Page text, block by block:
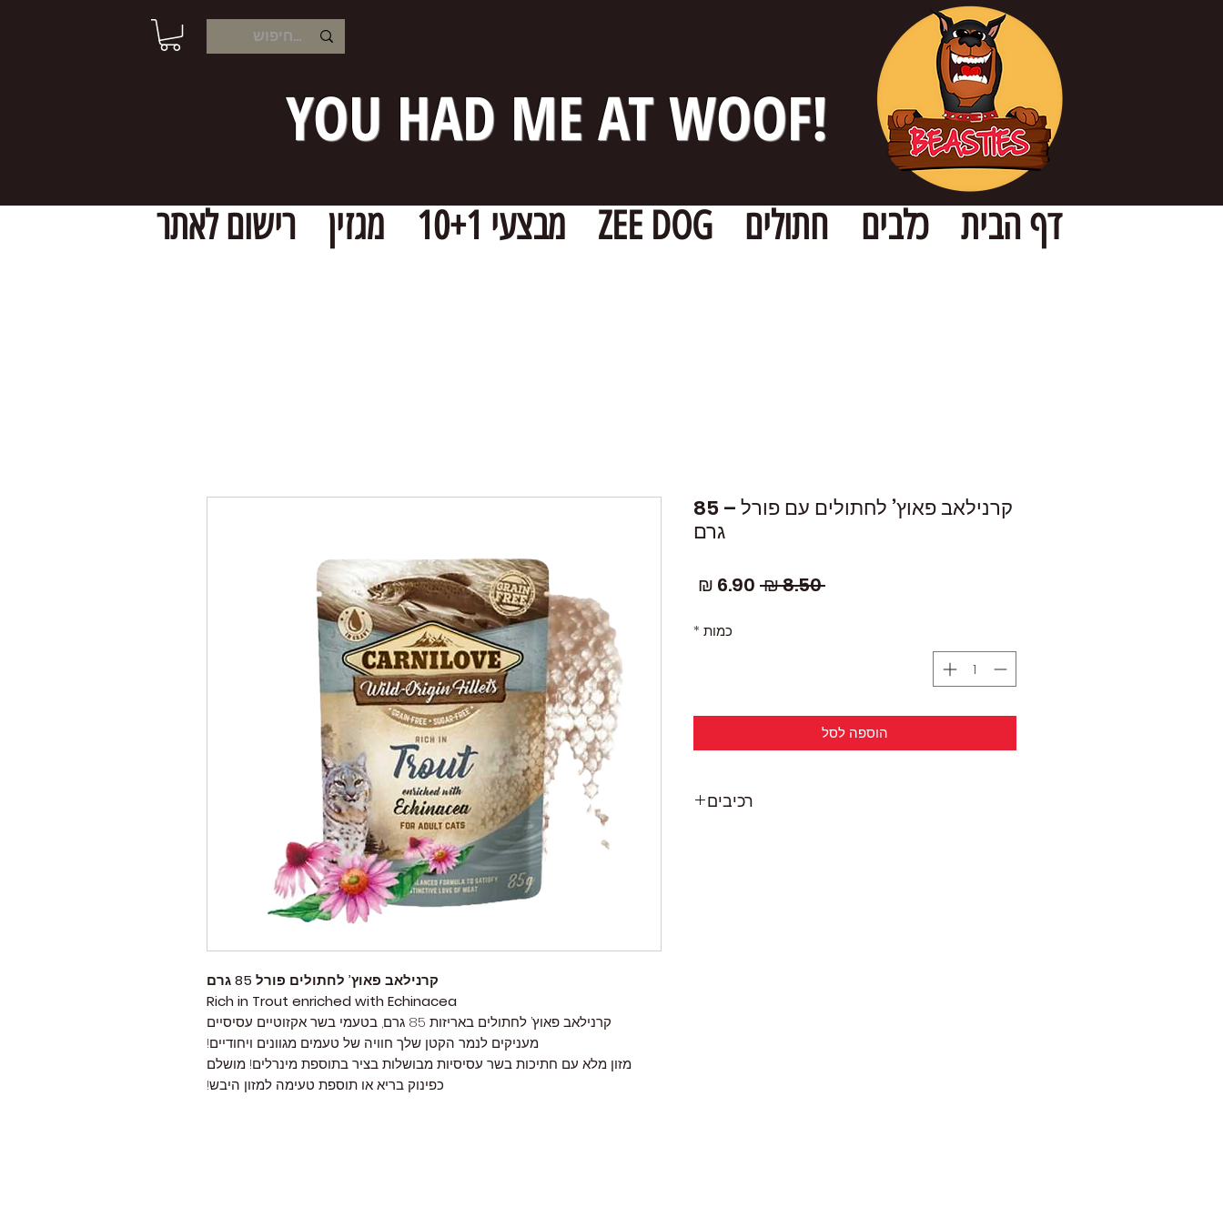
YOU HAD ME AT WOOF!
דף הבית כלבים חתולים ZEE DOG מבצעי 10+1 מגזין רישום לאתר
קרנילאב פאוץ’ לחתולים פורל 85 גרם
Rich in Trout enriched with Echinacea
קרנילאב פאוץ’ לחתולים באריזות 85 גרם, בטעמי בשר אקזוטיים עסיסיים
מעניקים לנמר הקטן שלך חוויה של טעמים מגוונים ויחודיים!
מזון מלא עם חתיכות בשר עסיסיות מבושלות בציר בתוספת מינרלים! מושלם
כפינוק בריא או תוספת טעימה למזון היבש!
קרנילאב פאוץ’ לחתולים עם פורל – 85
גרם
‏8.50 ‏₪
מחיר
כמות *
הוספה לסל
רכיבים